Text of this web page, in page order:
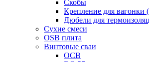
Скобы
Крепление для вагонки
Дюбели для
Сухие смеси
OSB плита
Винтовые сваи
ОСВ